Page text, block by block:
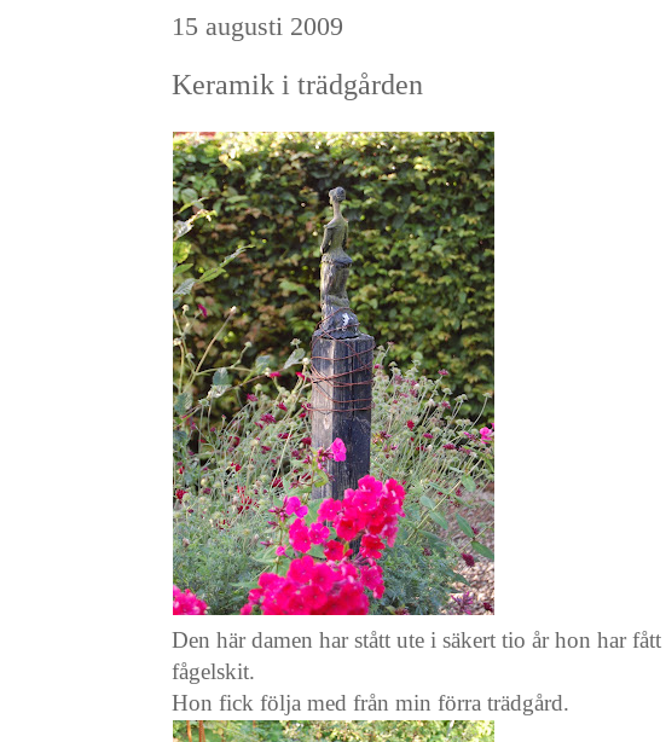
15 augusti 2009
Keramik i trädgården
Den här damen har stått ute i säkert tio år hon har
fågelskit.
Hon fick följa med från min förra trädgård.